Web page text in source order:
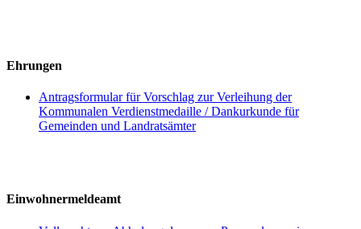
Ehrungen
Antragsformular für Vorschlag zur Verleihung der
Kommunalen Verdienstmedaille / Dankurkunde für
Gemeinden und Landratsämter
Einwohnermeldeamt